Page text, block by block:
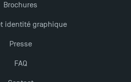
Brochures
identité graphique
Presse
FAQ